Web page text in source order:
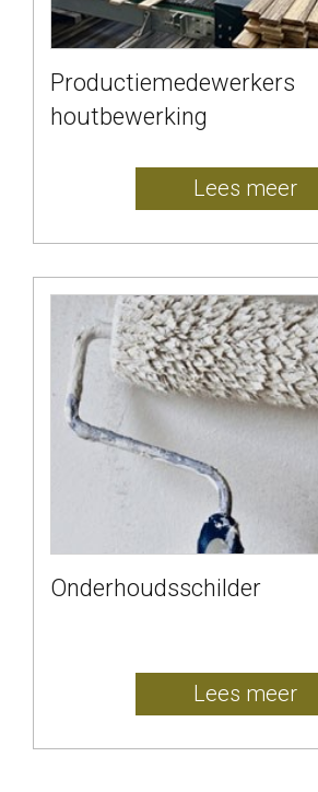
Productiemedewerkers
houtbewerking
Lees meer
Onderhoudsschilder
Lees meer